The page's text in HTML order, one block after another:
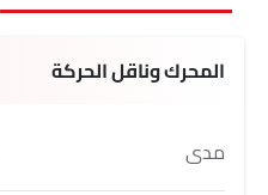
المحرك وناقل الحركة
مدى